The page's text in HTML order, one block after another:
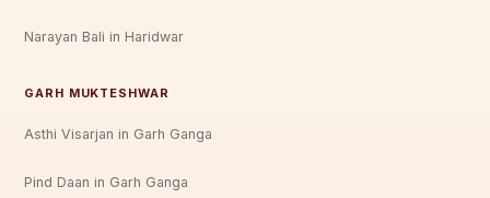
Narayan Bali in Haridwar
GARH MUKTESHWAR
Asthi Visarjan in Garh Ganga
Pind Daan in Garh Ganga